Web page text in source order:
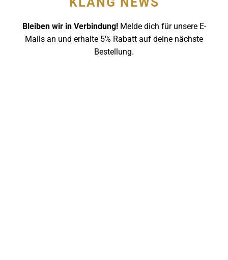
Bleiben wir in Verbindung! Melde dich für unsere E-
Mails an und erhalte 5% Rabatt auf deine nächste
Bestellung.